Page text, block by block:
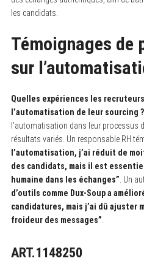
les candidats.
Témoignages de
sur
Quelles expériences les
l’automatisation de leur sourcing ?
l’automatisation dans leur processus
résultats variés. Un responsable RH
l’automatisation, j’ai réduit de
des candidats, mais il est
humaine dans les échanges” . Un
d’outils comme Dux-Soup a
candidatures, mais j’ai dû ajuster
froideur des messages”
ART.1148250